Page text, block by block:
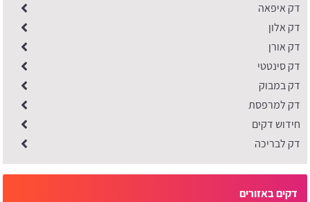
דק איפאה
דק אלון
דק אורן
דק סינטטי
דק במבוק
דק למרפסת
חידוש דקים
דק לבריכה
דקים באזורים